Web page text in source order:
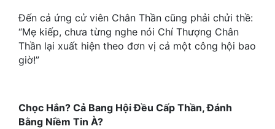
Mạt Thế
Mỹ Thực
Ngôn Tình
Nữ Cường
Đến cả ứng cử viên Chân Thần cũng phải chửi thề:
“Mẹ kiếp, chưa từng nghe nói Chí Thượng Chân
Thần lại xuất hiện theo đơn vị cả một công hội bao
giờ!”
Chọc Hắn? Cả Bang Hội Đều Cấp Thần, Đánh
Bằng Niềm Tin À?